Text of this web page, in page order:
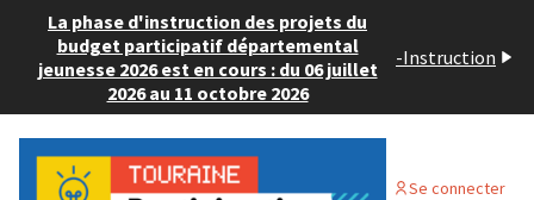
La phase d'instruction des projets du
budget participatif départemental
jeunesse 2026 est en cours : du 06 juillet
2026 au 11 octobre 2026
-Instruction
Se connecter